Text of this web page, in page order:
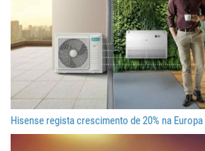
Hisense regista crescimento de 20% na